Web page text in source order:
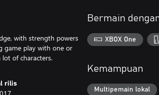
with strength powers
game play with one or
of characters.
rilis
Bermain
XBOX One
Kemampuan
Multipemain lokal